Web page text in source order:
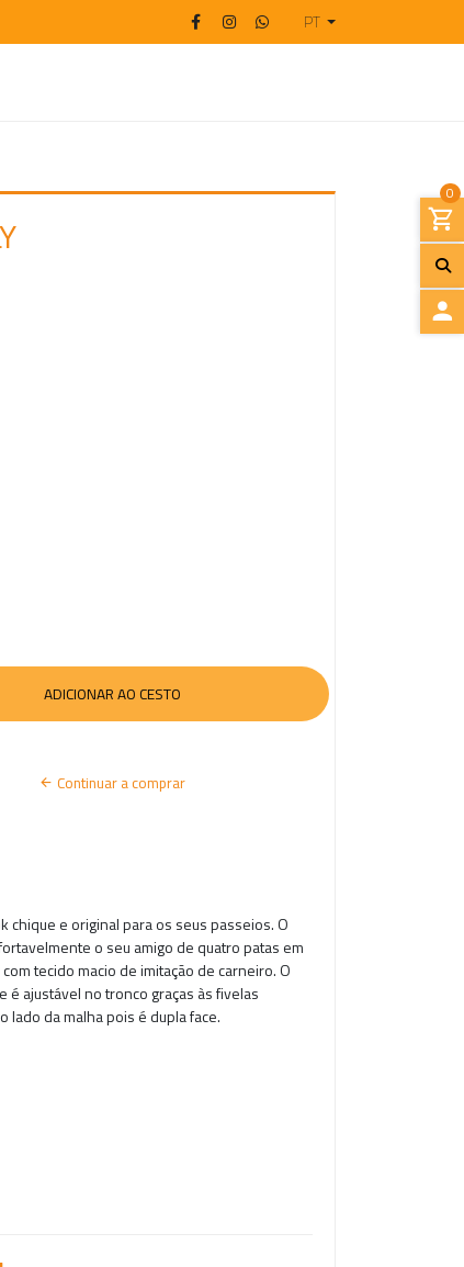
PT
0
Continuar a comprar
chique e original para os seus passeios. O
o seu amigo de quatro patas em
tecido macio de imitação de carneiro. O
é ajustável no tronco graças às fivelas
da malha pois é dupla face.